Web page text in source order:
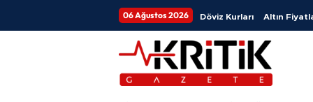
06 Ağustos 2026 Döviz Kurları Altın